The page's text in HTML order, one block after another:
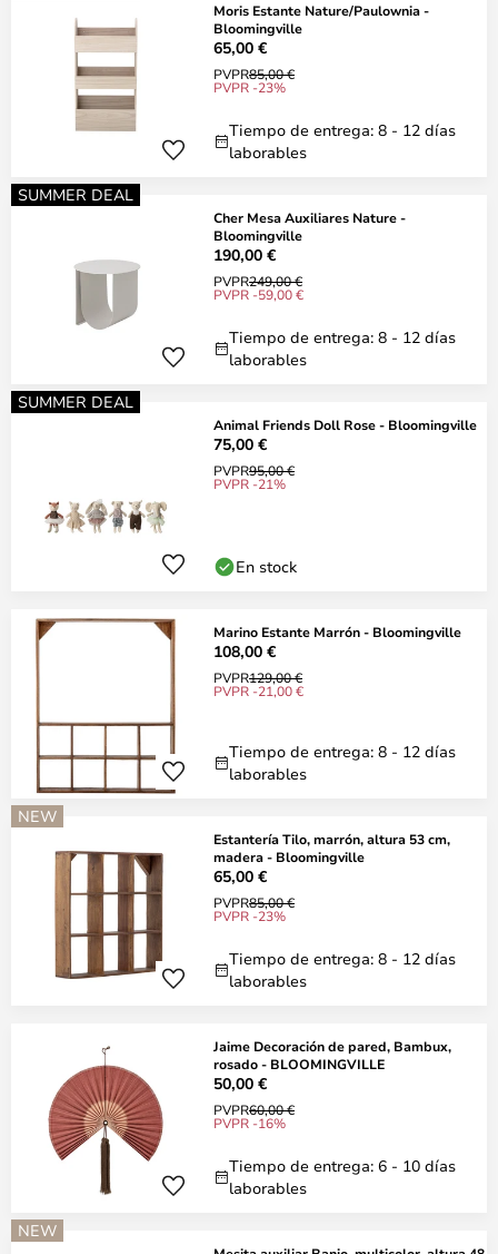
Moris Estante Nature/Paulownia -
Bloomingville
65,00 €
PVPR85,00 €
PVPR -23%
Tiempo de entrega: 8 - 12 días
laborables
SUMMER DEAL
Cher Mesa Auxiliares Nature -
Bloomingville
190,00 €
PVPR249,00 €
PVPR -59,00 €
Tiempo de entrega: 8 - 12 días
laborables
SUMMER DEAL
Animal Friends Doll Rose - Bloomingville
75,00 €
PVPR95,00 €
PVPR -21%
En stock
Marino Estante Marrón - Bloomingville
108,00 €
PVPR129,00 €
PVPR -21,00 €
Tiempo de entrega: 8 - 12 días
laborables
NEW
Estantería Tilo, marrón, altura 53 cm,
madera - Bloomingville
65,00 €
PVPR85,00 €
PVPR -23%
Tiempo de entrega: 8 - 12 días
laborables
Jaime Decoración de pared, Bambux,
rosado - BLOOMINGVILLE
50,00 €
PVPR60,00 €
PVPR -16%
Tiempo de entrega: 6 - 10 días
laborables
NEW